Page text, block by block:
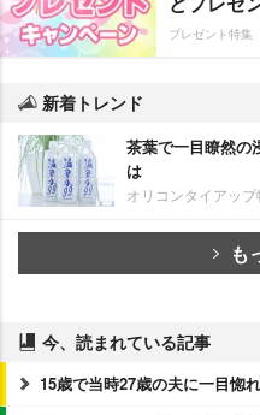
プレゼント特集
新着トレンド
茶葉で一目瞭然の
は
オリコンタイアップ
も
今、読まれている記事
15歳で当時27歳の夫に一目惚れ